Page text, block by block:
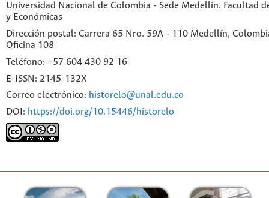
Universidad Nacional de Colombia - Sede Medellín. Facultad
y Económicas
Dirección postal: Carrera 65 Nro. 59A - 110 Medellín,
Oficina 108
Teléfono: +57 604 430 92 16
E-ISSN: 2145-132X
Correo electrónico: historelo@unal.edu.co
DOI: https://doi.org/10.15446/historelo